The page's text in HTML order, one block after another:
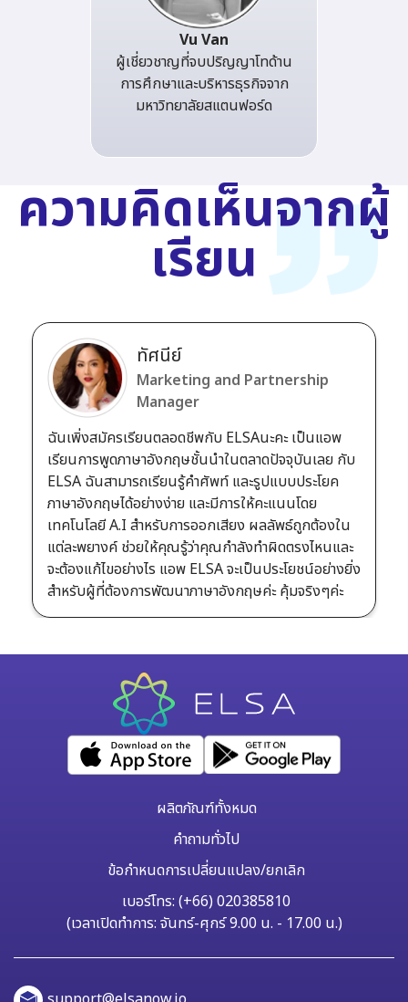
Vu Van
ผู้เชี่ยวชาญที่จบปริญญาโทด้าน
การศึกษาและบริหารธุรกิจจาก
มหาวิทยาลัยสแตนฟอร์ด
ความคิดเห็นจากผู้
เรียน
ทัศนีย์
Marketing and Partnership
Manager
ฉันเพิ่งสมัครเรียนตลอดชีพกับ ELSAนะคะ เป็นแอพ
เรียนการพูดภาษาอังกฤษชั้นนำในตลาดปัจจุบันเลย กับ
ELSA ฉันสามารถเรียนรู้คำศัพท์ และรูปแบบประโยค
ภาษาอังกฤษได้อย่างง่าย และมีการให้คะแนนโดย
เทคโนโลยี A.I สำหรับการออกเสียง ผลลัพธ์ถูกต้องใน
แต่ละพยางค์ ช่วยให้คุณรู้ว่าคุณกำลังทำผิดตรงไหนและ
จะต้องแก้ไขอย่างไร แอพ ELSA จะเป็นประโยชน์อย่างยิ่ง
สำหรับผู้ที่ต้องการพัฒนาภาษาอังกฤษค่ะ คุ้มจริงๆค่ะ
ผลิตภัณฑ์ทั้งหมด
คำถามทั่วไป
ข้อกำหนดการเปลี่ยนแปลง/ยกเลิก
เบอร์โทร: (+66) 020385810
(เวลาเปิดทำการ: จันทร์-ศุกร์ 9.00 น. - 17.00 น.)